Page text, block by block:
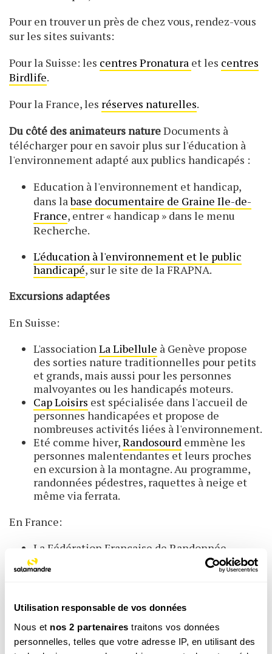
Utilisation responsable de vos données
Nous et nos 2 partenaires traitons vos données
personnelles, telles que votre adresse IP, en utilisant des
Pour en trouver un près de chez vous, rendez-vous
sur les sites suivants:
Pour la Suisse: les centres Pronatura et les centres
Birdlife.
Pour la France, les réserves naturelles.
Du côté des animateurs natureDocuments à
télécharger pour en savoir plus sur l'éducation à
l'environnement adapté aux publics handicapés :
Education à l'environnement et handicap,
dans labase documentaire de Graine Ile-de-
France, entrer « handicap » dans le menu
Recherche.
L'éducation à l'environnement et le public
handicapé, sur le site de la FRAPNA.
Excursions adaptées
En Suisse:
L'associationLa Libellule à Genève propose
des sorties nature traditionnelles pour petits
et grands, mais aussi pour les personnes
malvoyantes ou les handicapés moteurs.
Cap Loisirs est spécialisée dans l'accueil de
personnes handicapées et propose de
nombreuses activités liées à l'environnement.
Eté comme hiver,Randosourd emmène les
personnes malentendantes et leurs proches
en excursion à la montagne. Au programme,
randonnées pédestres, raquettes à neige et
même via ferrata.
En France:
La Fédération Française de Randonnée
Pédestre possède un programme « Rando pour
tous » qui propose des sorties adaptées à tous
randopourtous@ffrandonnee.fr
L'associationHandicap Evasion
personnes à mobilité réduite en montagne
grâce à la joëlette, un fauteuil tout terrain.